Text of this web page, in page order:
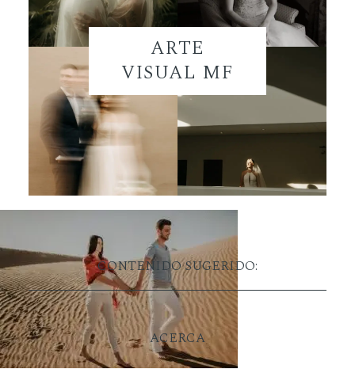
ARTE
VISUAL MF
CONTENIDO SUGERIDO:
ACERCA